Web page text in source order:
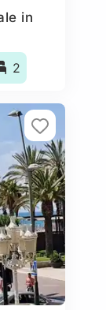
in
2